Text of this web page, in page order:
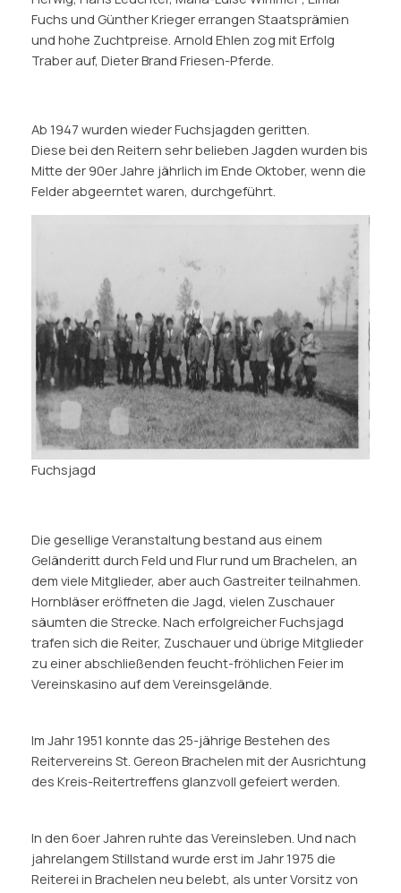
Fuchs und Günther Krieger errangen Staatsprämien
und hohe Zuchtpreise. Arnold Ehlen zog mit Erfolg
Traber auf, Dieter Brand Friesen-Pferde.
Ab 1947 wurden wieder Fuchsjagden geritten.
Diese bei den Reitern sehr belieben Jagden wurden bis
Mitte der 90er Jahre jährlich im Ende Oktober, wenn die
Felder abgeerntet waren, durchgeführt.
Fuchsjagd
Die gesellige Veranstaltung bestand aus einem
Geländeritt durch Feld und Flur rund um Brachelen, an
dem viele Mitglieder, aber auch Gastreiter teilnahmen.
Hornbläser eröffneten die Jagd, vielen Zuschauer
säumten die Strecke. Nach erfolgreicher Fuchsjagd
trafen sich die Reiter, Zuschauer und übrige Mitglieder
zu einer abschließenden feucht-fröhlichen Feier im
Vereinskasino auf dem Vereinsgelände.
Im Jahr 1951 konnte das 25-jährige Bestehen des
Reitervereins St. Gereon Brachelen mit der Ausrichtung
des Kreis-Reitertreffens glanzvoll gefeiert werden.
In den 6oer Jahren ruhte das Vereinsleben. Und nach
jahrelangem Stillstand wurde erst im Jahr 1975 die
Reiterei in Brachelen neu belebt, als unter Vorsitz von